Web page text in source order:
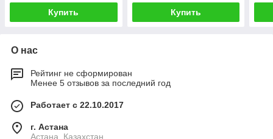
Купить Купить
О нас
Рейтинг не сформирован
Менее 5 отзывов за последний год
Работает с 22.10.2017
г. Астана
Астана, Казахстан